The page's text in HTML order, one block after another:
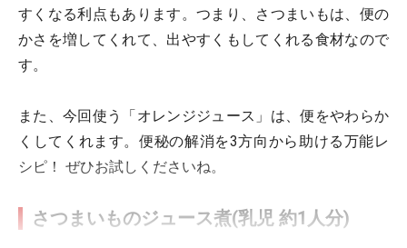
すくなる利点もあります。つまり、さつまいもは、便の
かさを増してくれて、出やすくもしてくれる食材なので
す。
また、今回使う「オレンジジュース」は、便をやわらか
くしてくれます。便秘の解消を3方向から助ける万能レ
シピ！ ぜひお試しくださいね。
さつまいものジュース煮(乳児 約1人分)